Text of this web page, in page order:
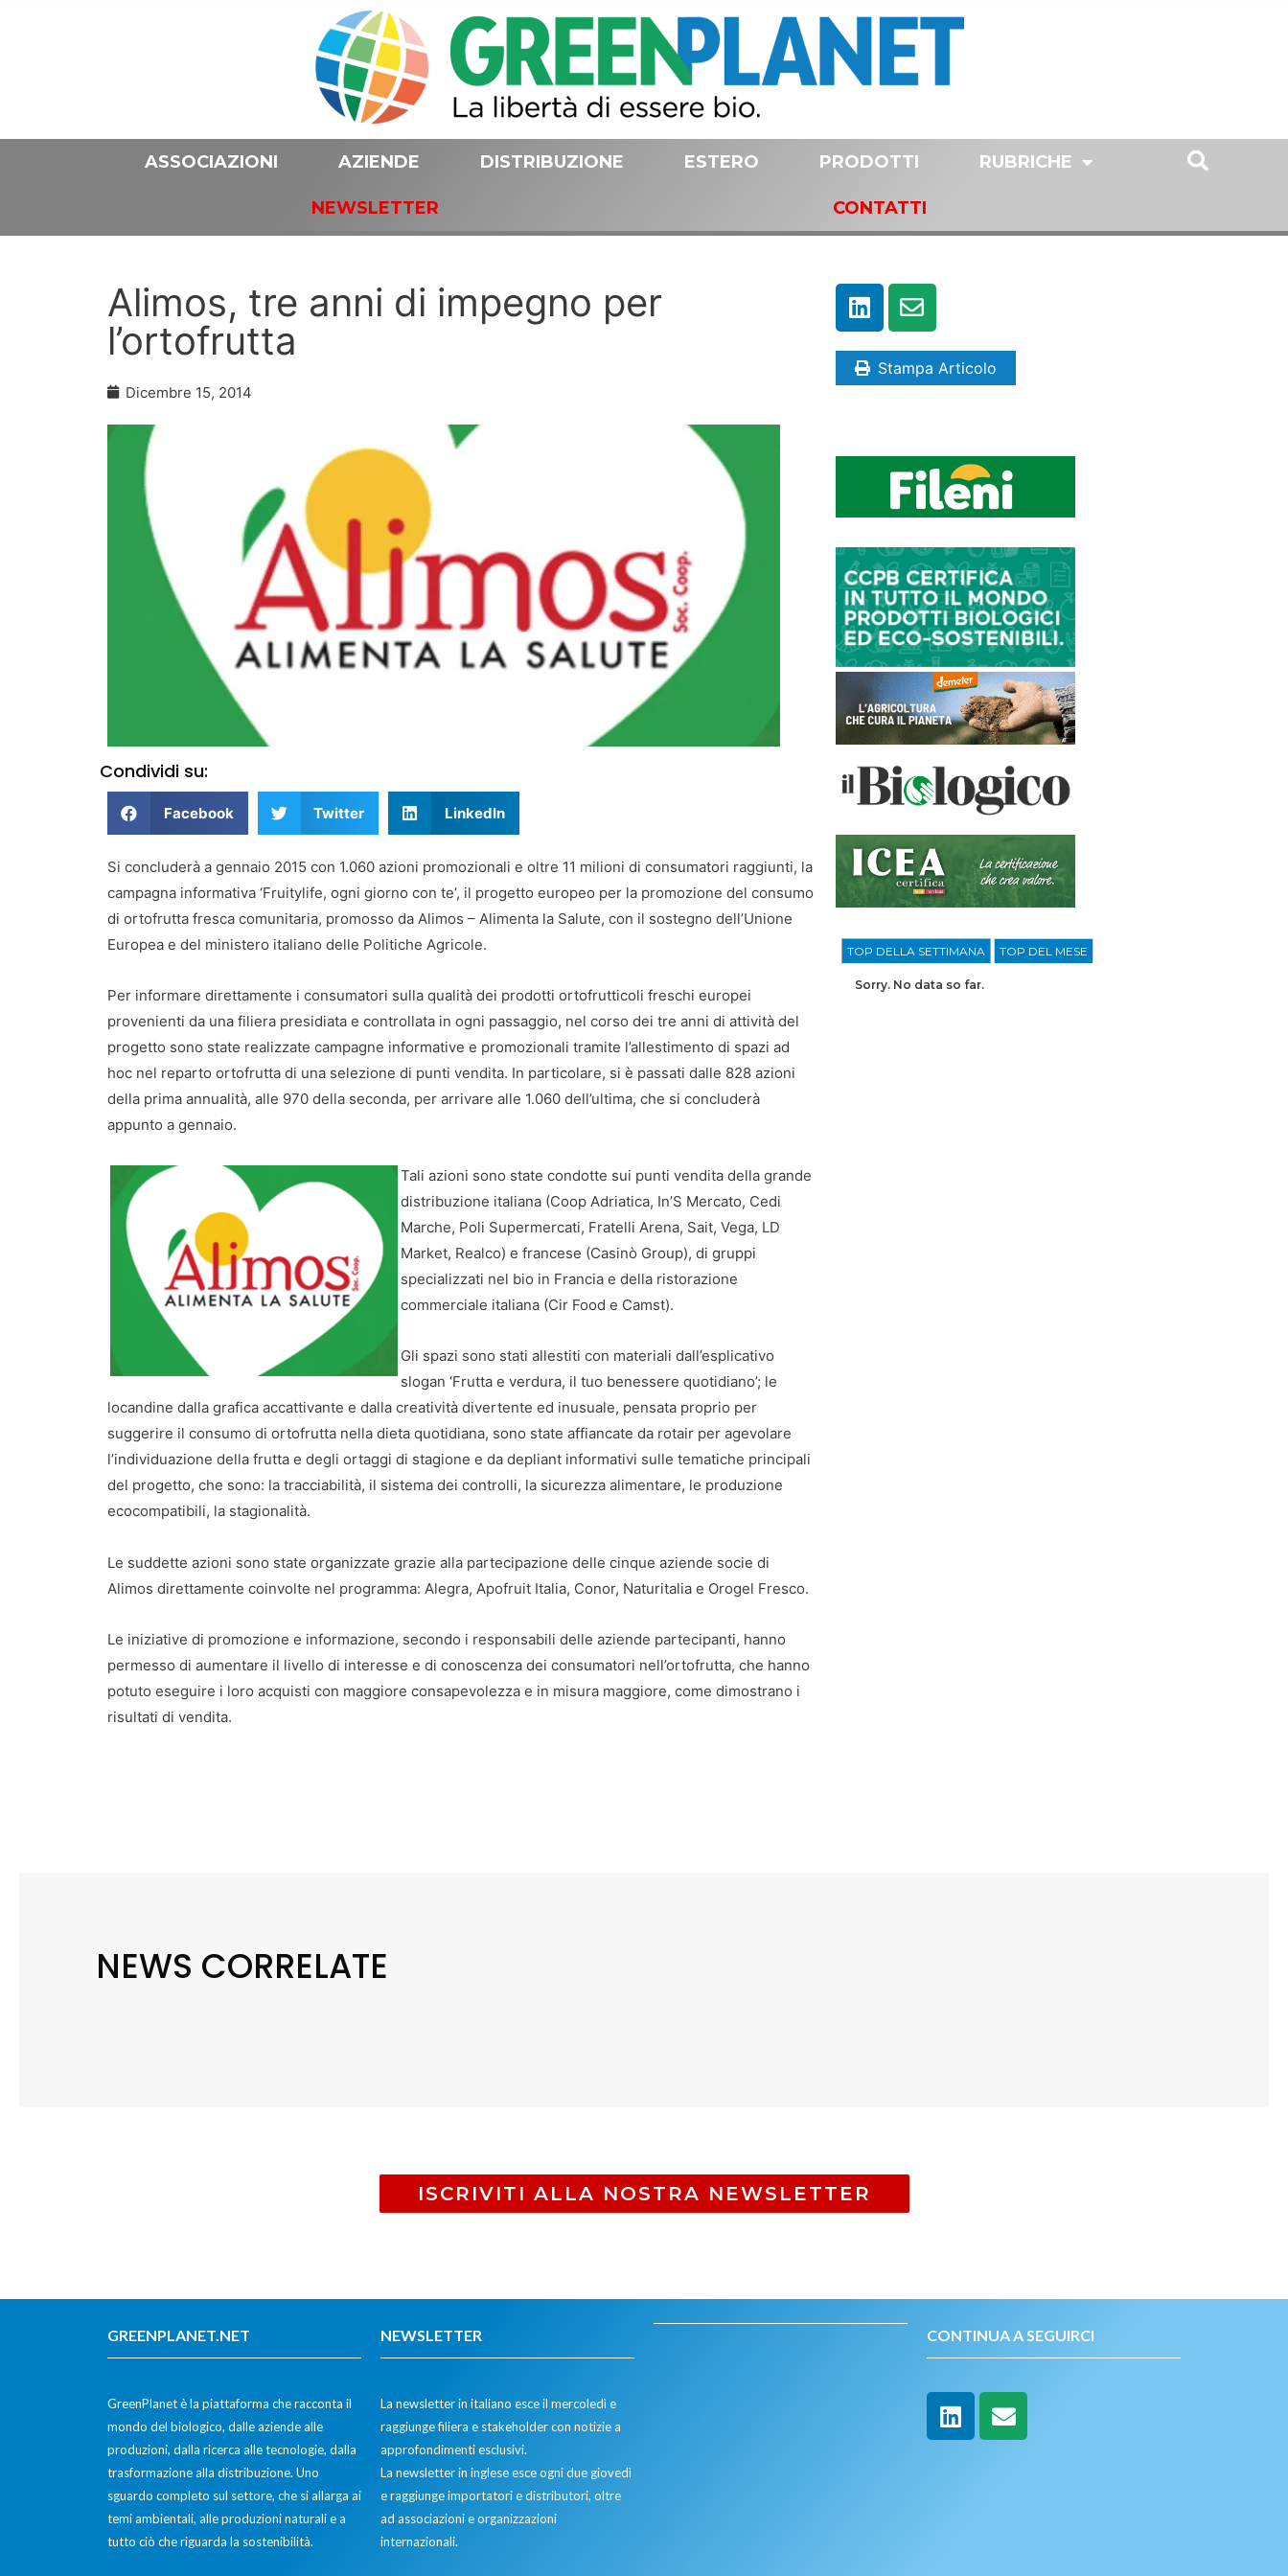
ASSOCIAZIONI AZIENDE DISTRIBUZIONE ESTERO PRODOTTI RUBRICHE
NEWSLETTER CONTATTI
Alimos, tre anni di impegno per
l’ortofrutta
Dicembre 15, 2014
Condividi su:
Facebook Twitter LinkedIn
Si concluderà a gennaio 2015 con 1.060 azioni promozionali e oltre 11 milioni di consumatori raggiunti, la
campagna informativa ‘Fruitylife, ogni giorno con te’, il progetto europeo per la promozione del consumo
di ortofrutta fresca comunitaria, promosso da Alimos – Alimenta la Salute, con il sostegno dell’Unione
Europea e del ministero italiano delle Politiche Agricole.
Per informare direttamente i consumatori sulla qualità dei prodotti ortofrutticoli freschi europei
provenienti da una filiera presidiata e controllata in ogni passaggio, nel corso dei tre anni di attività del
progetto sono state realizzate campagne informative e promozionali tramite l’allestimento di spazi ad
hoc nel reparto ortofrutta di una selezione di punti vendita. In particolare, si è passati dalle 828 azioni
della prima annualità, alle 970 della seconda, per arrivare alle 1.060 dell’ultima, che si concluderà
appunto a gennaio.
Tali azioni sono state condotte sui punti vendita della grande
distribuzione italiana (Coop Adriatica, In’S Mercato, Cedi
Marche, Poli Supermercati, Fratelli Arena, Sait, Vega, LD
Market, Realco) e francese (Casinò Group), di gruppi
specializzati nel bio in Francia e della ristorazione
commerciale italiana (Cir Food e Camst).
Gli spazi sono stati allestiti con materiali dall’esplicativo
slogan ‘Frutta e verdura, il tuo benessere quotidiano’; le
locandine dalla grafica accattivante e dalla creatività divertente ed inusuale, pensata proprio per
suggerire il consumo di ortofrutta nella dieta quotidiana, sono state affiancate da rotair per agevolare
l’individuazione della frutta e degli ortaggi di stagione e da depliant informativi sulle tematiche principali
del progetto, che sono: la tracciabilità, il sistema dei controlli, la sicurezza alimentare, le produzione
ecocompatibili, la stagionalità.
Le suddette azioni sono state organizzate grazie alla partecipazione delle cinque aziende socie di
Alimos direttamente coinvolte nel programma: Alegra, Apofruit Italia, Conor, Naturitalia e Orogel Fresco.
Le iniziative di promozione e informazione, secondo i responsabili delle aziende partecipanti, hanno
permesso di aumentare il livello di interesse e di conoscenza dei consumatori nell’ortofrutta, che hanno
potuto eseguire i loro acquisti con maggiore consapevolezza e in misura maggiore, come dimostrano i
risultati di vendita.
Stampa Articolo
TOP DELLA SETTIMANA TOP DEL MESE
Sorry. No data so far.
NEWS CORRELATE
ISCRIVITI ALLA NOSTRA NEWSLETTER
GREENPLANET.NET
GreenPlanet è la piattaforma che racconta il
mondo del biologico, dalle aziende alle
produzioni, dalla ricerca alle tecnologie, dalla
trasformazione alla distribuzione. Uno
sguardo completo sul settore, che si allarga ai
temi ambientali, alle produzioni naturali e a
tutto ciò che riguarda la sostenibilità.
NEWSLETTER
La newsletter in italiano esce il mercoledì e
raggiunge filiera e stakeholder con notizie a
approfondimenti esclusivi.
La newsletter in inglese esce ogni due giovedì
e raggiunge importatori e distributori, oltre
ad associazioni e organizzazioni
internazionali.
CONTINUA A SEGUIRCI